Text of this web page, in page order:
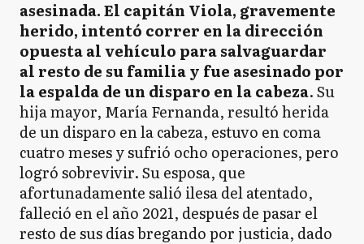
asesinada. El capitán Viola, gravemente
herido, intentó correr en la dirección
opuesta al vehículo para salvaguardar
al resto de su familia y fue asesinado por
la espalda de un disparo en la cabeza. Su
hija mayor, María Fernanda, resultó herida
de un disparo en la cabeza, estuvo en coma
cuatro meses y sufrió ocho operaciones, pero
logró sobrevivir. Su esposa, que
afortunadamente salió ilesa del atentado,
falleció en el año 2021, después de pasar el
resto de sus días bregando por justicia, dado